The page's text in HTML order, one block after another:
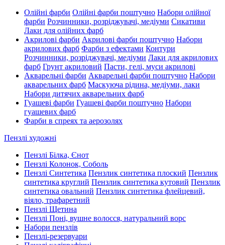
Олійні фарби Олійні фарби поштучно Набори олійної
фарби Розчинники, розріджувачі, медіуми Сикативи
Лаки для олійних фарб
Акрилові фарби Акрилові фарби поштучно Набори
акрилових фарб Фарби з ефектами Контури
Розчинники, розріджувачі, медіуми Лаки для акрилових
фарб Грунт акриловий Пасти, гелі, муси акрилові
Акварельні фарби Акварельні фарби поштучно Набори
акварельних фарб Маскуюча рідина, медіуми, лаки
Набори дитячих акварельних фарб
Гуашеві фарби Гуашеві фарби поштучно Набори
гуашевих фарб
Фарби в спреях та аерозолях
Пензлі художні
Пензлі Білка, Єнот
Пензлі Колонок, Соболь
Пензлі Синтетика Пензлик синтетика плоский Пензлик
синтетика круглий Пензлик синтетика кутовий Пензлик
синтетика овальний Пензлик синтетика флейцевий,
віяло, трафаретний
Пензлі Щетина
Пензлі Поні, вушне волосся, натуральний ворс
Набори пензлів
Пензлі-резервуари